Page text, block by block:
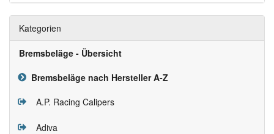
Kategorien
Bremsbeläge - Übersicht
Bremsbeläge nach Hersteller A-Z
A.P. Racing Calipers
Adiva